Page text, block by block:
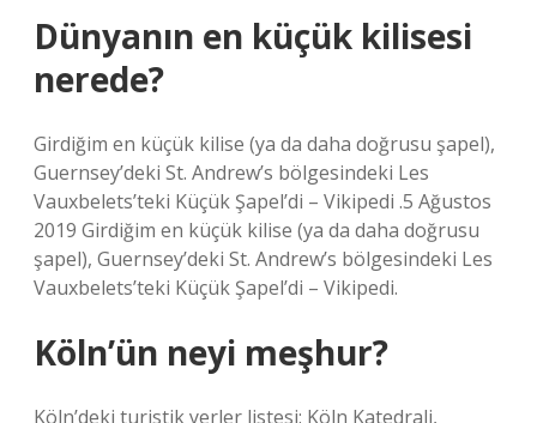
Dünyanın en küçük kilisesi
nerede?
Girdiğim en küçük kilise (ya da daha doğrusu şapel),
Guernsey’deki St. Andrew’s bölgesindeki Les
Vauxbelets’teki Küçük Şapel’di – Vikipedi .5 Ağustos
2019 Girdiğim en küçük kilise (ya da daha doğrusu
şapel), Guernsey’deki St. Andrew’s bölgesindeki Les
Vauxbelets’teki Küçük Şapel’di – Vikipedi.
Köln’ün neyi meşhur?
Köln’deki turistik yerler listesi: Köln Katedrali,